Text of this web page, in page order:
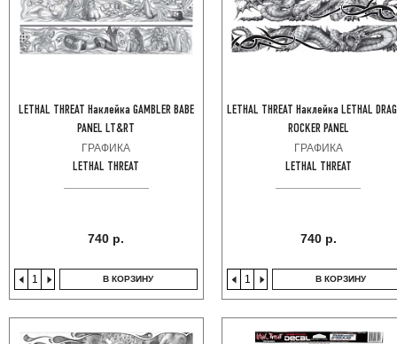
LETHAL THREAT Наклейка GAMBLER BABE
PANEL LT&RT
ГРАФИКА
LETHAL THREAT
740 р.
В КОРЗИНУ
LETHAL THREAT Наклейка LETHAL
ROCKER PANEL
ГРАФИКА
LETHAL THREAT
740 р.
В КОРЗИНУ